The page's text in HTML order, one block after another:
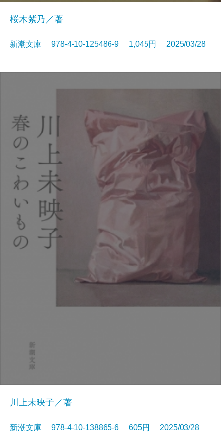
桜木紫乃／著
新潮文庫 978-4-10-125486-9 1,045円 2025/03/28
川上未映子／著
新潮文庫 978-4-10-138865-6 605円 2025/03/28